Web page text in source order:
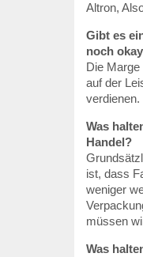
Altron,
Gibt es
noch
Die
auf der
verdienen.
Was
Handel?
ist, dass
weniger
müssen
Was